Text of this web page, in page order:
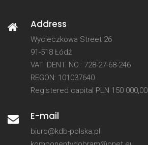
Address
Wycieczkowa Street 26
91-518 Łódź
VAT IDENT. NO.: 728-27-68-246
REGON: 101037640
Registered capital PLN 150 000,00
E-mail
biuro@kdb-polska.pl